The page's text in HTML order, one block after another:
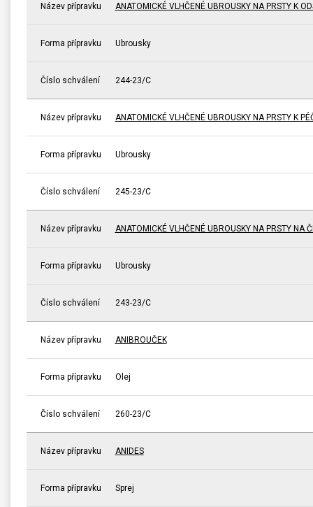
Název přípravku ANATOMICKÉ VLHČENÉ UBROUSKY NA PRSTY K
Forma přípravku Ubrousky
Číslo schválení 244-23/C
Název přípravku ANATOMICKÉ VLHČENÉ UBROUSKY NA PRSTY K
Forma přípravku Ubrousky
Číslo schválení 245-23/C
Název přípravku ANATOMICKÉ VLHČENÉ UBROUSKY NA PRSTY NA
Forma přípravku Ubrousky
Číslo schválení 243-23/C
Název přípravku ANIBROUČEK
Forma přípravku Olej
Číslo schválení 260-23/C
Název přípravku ANIDES
Forma přípravku Sprej